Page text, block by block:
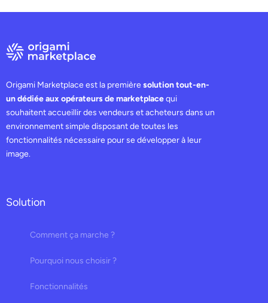
Origami Marketplace est la première solution tout-en-
un dédiée aux opérateurs de marketplacequi
souhaitent accueillir des vendeurs et acheteurs dans un
environnement simple disposant de toutes les
fonctionnalités nécessaire pour se développer à leur
image.
Solution
Comment ça marche ?
Pourquoi nous choisir ?
Fonctionnalités